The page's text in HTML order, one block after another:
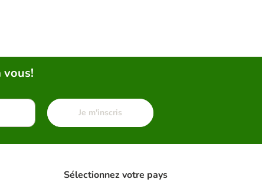
vous!
Je m'inscris
Sélectionnez votre pays